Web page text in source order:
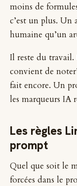
moins de
c’est un plus. Un
humaine qu’un
Il reste du travail.
convient de
fait encore. Un
les marqueurs IA
Les règles
prompt
Quel que soit le
forcées dans le